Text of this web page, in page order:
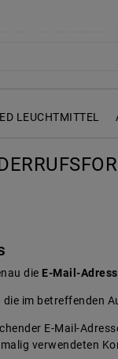
LEUCHTMITTEL
die E-Mail-
im betreffenden
E-Mail-
verwendeten